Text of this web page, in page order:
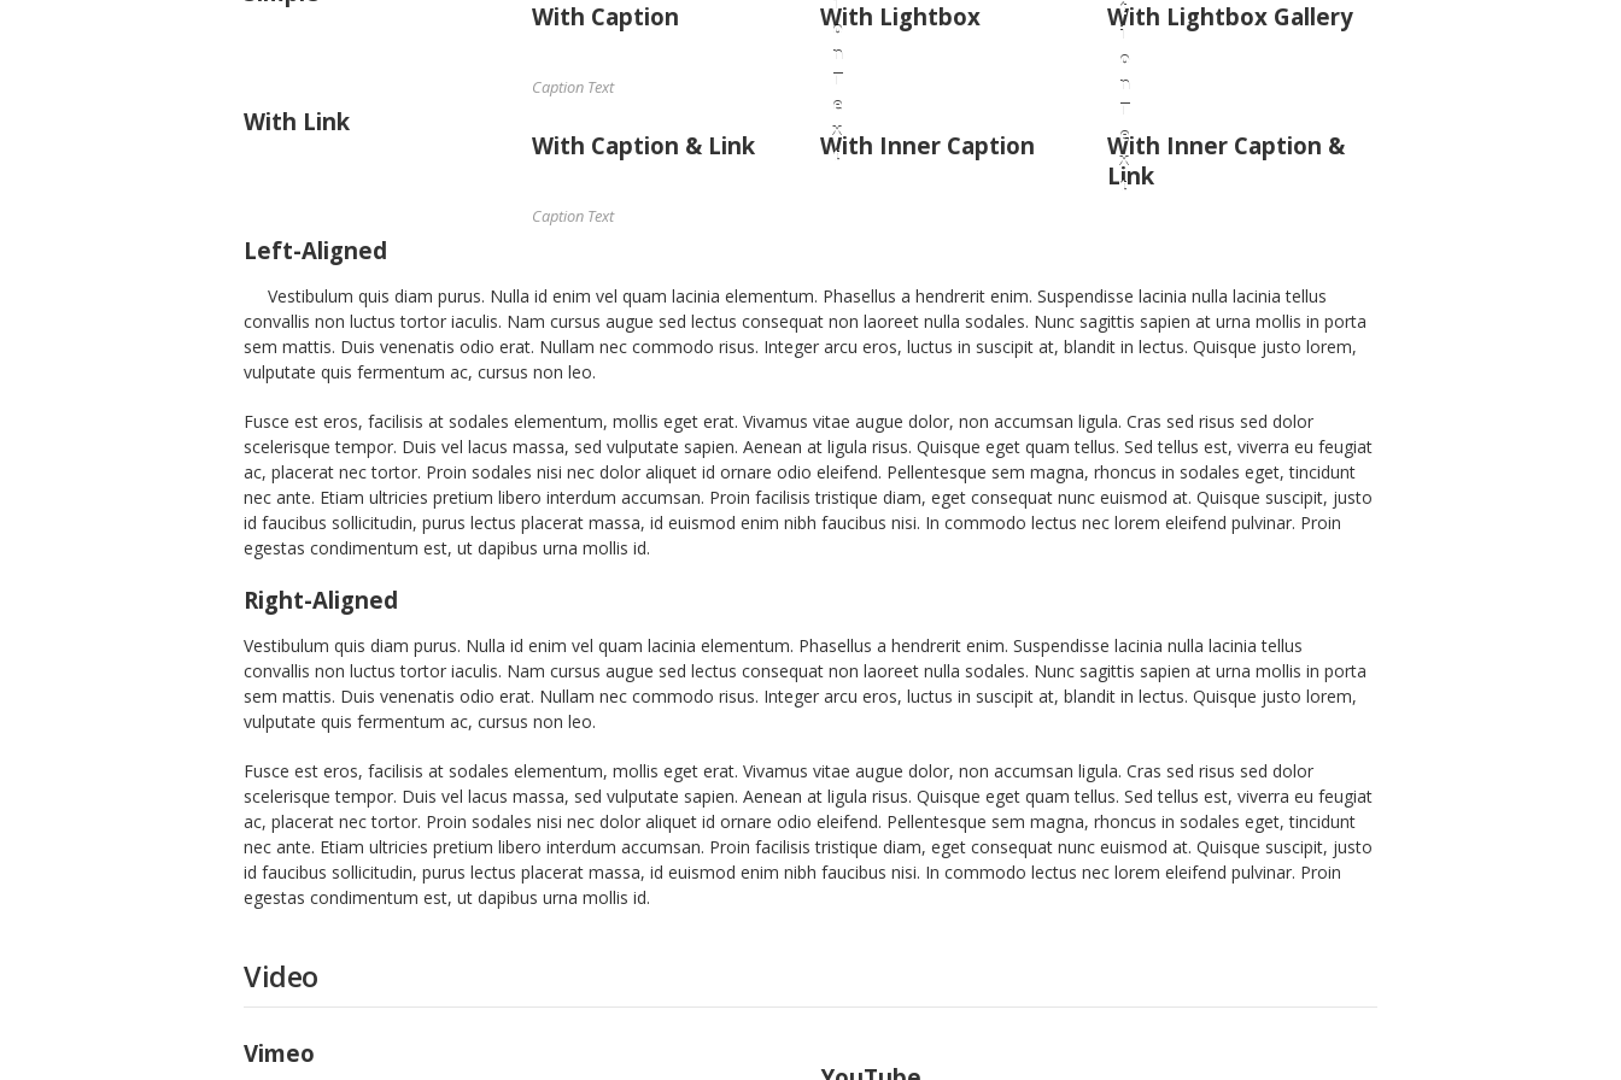
With Caption
Caption Text
With Lightbox With Lightbox Gallery
With Link
With Caption & Link
Caption Text
With Inner Caption
o
n
T
e
x
t
With Inner Caption &
Link
t
i
o
n
T
e
x
t
Left-Aligned
Vestibulum quis diam purus. Nulla id enim vel quam lacinia elementum. Phasellus a hendrerit enim. Suspendisse lacinia nulla lacinia tellus
convallis non luctus tortor iaculis. Nam cursus augue sed lectus consequat non laoreet nulla sodales. Nunc sagittis sapien at urna mollis in porta
sem mattis. Duis venenatis odio erat. Nullam nec commodo risus. Integer arcu eros, luctus in suscipit at, blandit in lectus. Quisque justo lorem,
vulputate quis fermentum ac, cursus non leo.
Fusce est eros, facilisis at sodales elementum, mollis eget erat. Vivamus vitae augue dolor, non accumsan ligula. Cras sed risus sed dolor
scelerisque tempor. Duis vel lacus massa, sed vulputate sapien. Aenean at ligula risus. Quisque eget quam tellus. Sed tellus est, viverra eu feugiat
ac, placerat nec tortor. Proin sodales nisi nec dolor aliquet id ornare odio eleifend. Pellentesque sem magna, rhoncus in sodales eget, tincidunt
nec ante. Etiam ultricies pretium libero interdum accumsan. Proin facilisis tristique diam, eget consequat nunc euismod at. Quisque suscipit, justo
id faucibus sollicitudin, purus lectus placerat massa, id euismod enim nibh faucibus nisi. In commodo lectus nec lorem eleifend pulvinar. Proin
egestas condimentum est, ut dapibus urna mollis id.
Right-Aligned
Vestibulum quis diam purus. Nulla id enim vel quam lacinia elementum. Phasellus a hendrerit enim. Suspendisse lacinia nulla lacinia tellus
convallis non luctus tortor iaculis. Nam cursus augue sed lectus consequat non laoreet nulla sodales. Nunc sagittis sapien at urna mollis in porta
sem mattis. Duis venenatis odio erat. Nullam nec commodo risus. Integer arcu eros, luctus in suscipit at, blandit in lectus. Quisque justo lorem,
vulputate quis fermentum ac, cursus non leo.
Fusce est eros, facilisis at sodales elementum, mollis eget erat. Vivamus vitae augue dolor, non accumsan ligula. Cras sed risus sed dolor
scelerisque tempor. Duis vel lacus massa, sed vulputate sapien. Aenean at ligula risus. Quisque eget quam tellus. Sed tellus est, viverra eu feugiat
ac, placerat nec tortor. Proin sodales nisi nec dolor aliquet id ornare odio eleifend. Pellentesque sem magna, rhoncus in sodales eget, tincidunt
nec ante. Etiam ultricies pretium libero interdum accumsan. Proin facilisis tristique diam, eget consequat nunc euismod at. Quisque suscipit, justo
id faucibus sollicitudin, purus lectus placerat massa, id euismod enim nibh faucibus nisi. In commodo lectus nec lorem eleifend pulvinar. Proin
egestas condimentum est, ut dapibus urna mollis id.
Video
Vimeo